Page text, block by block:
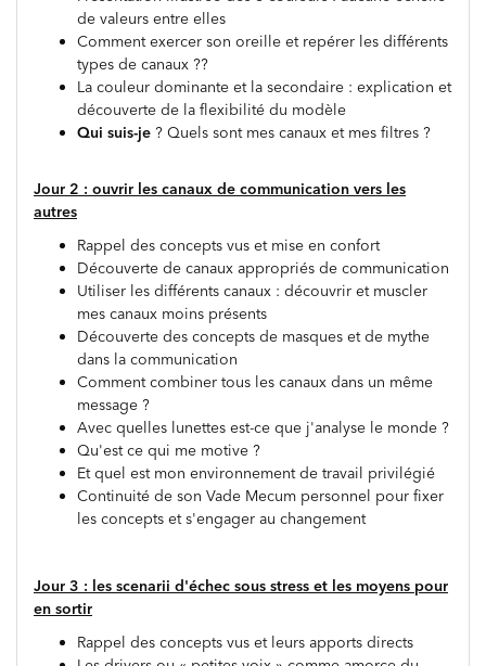
de valeurs entre elles
Comment exercer son oreille et repérer les différents
types de canaux ??
La couleur dominante et la secondaire : explication et
découverte de la flexibilité du modèle
Qui suis-je ? Quels sont mes canaux et mes filtres ?
Jour 2 : ouvrir les canaux de communication vers les
autres
Rappel des concepts vus et mise en confort
Découverte de canaux appropriés de communication
Utiliser les différents canaux : découvrir et muscler
mes canaux moins présents
Découverte des concepts de masques et de mythe
dans la communication
Comment combiner tous les canaux dans un même
message ?
Avec quelles lunettes est-ce que j'analyse le monde ?
Qu'est ce qui me motive ?
Et quel est mon environnement de travail privilégié
Continuité de son Vade Mecum personnel pour fixer
les concepts et s'engager au changement
Jour 3 : les scenarii d'échec sous stress et les moyens pour
en sortir
Rappel des concepts vus et leurs apports directs